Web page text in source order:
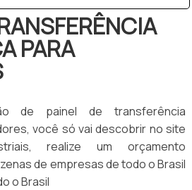
PARA
de painel de transferência
você só vai descobrir no site
realize um orçamento
de empresas de todo o Brasil
o Brasil